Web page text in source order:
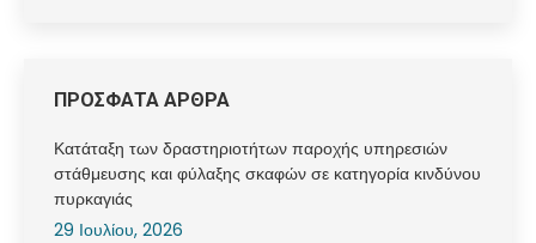
ΠΡΟΣΦΑΤΑ ΑΡΘΡΑ
Κατάταξη των δραστηριοτήτων παροχής υπηρεσιών
στάθμευσης και φύλαξης σκαφών σε κατηγορία κινδύνου
πυρκαγιάς
29 Ιουλίου, 2026